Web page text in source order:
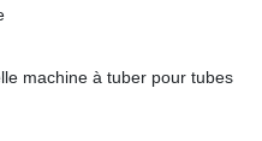
machine à tuber pour tubes